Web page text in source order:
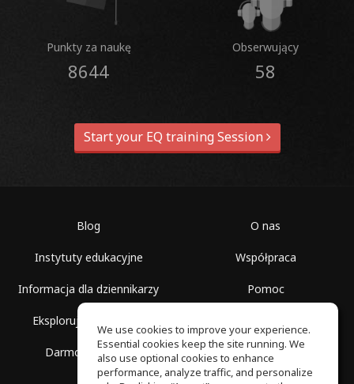
Punkty za naukę
8644
Obserwujący
58
Start your EQ training Session
Blog
Instytuty edukacyjne
Informacja dla dziennikarzy
Eksploruj przestrzenie
Darmowa szkoła
O nas
Współpraca
Pomoc
Polityka prywatności
We use cookies to improve your experience.
Essential cookies keep the site running. We
also use optional cookies to enhance
performance, analyze traffic, and personalize